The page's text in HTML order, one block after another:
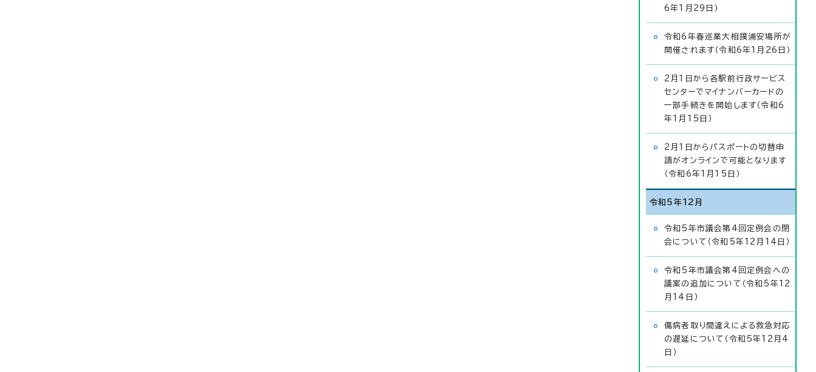
6年1月29日）
令和6年春巡業大相撲浦安場所が
開催されます（令和6年1月26日）
2月1日から各駅前行政サービス
センターでマイナンバーカードの
一部手続きを開始します（令和6
年1月15日）
2月1日からパスポートの切替申
請がオンラインで可能となります
（令和6年1月15日）
令和5年12月
令和5年市議会第4回定例会の閉
会について（令和5年12月14日）
令和5年市議会第4回定例会への
議案の追加について（令和5年12
月14日）
傷病者取り間違えによる救急対応
の遅延について（令和5年12月4
日）